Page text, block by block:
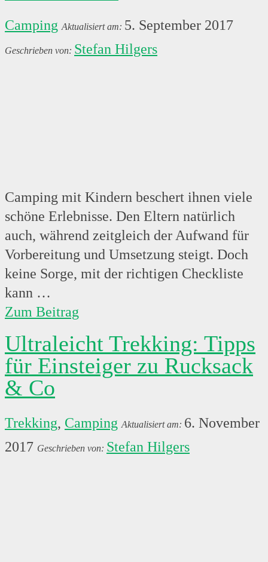
Camping
5. September 2017
Stefan Hilgers
Camping mit Kindern beschert ihnen viele
schöne Erlebnisse. Den Eltern natürlich
auch, während zeitgleich der Aufwand für
Vorbereitung und Umsetzung steigt. Doch
keine Sorge, mit der richtigen Checkliste
kann …
Zum Beitrag
Ultraleicht Trekking: Tipps
für Einsteiger zu Rucksack
& Co
Trekking, Camping
6. November
2017
Stefan Hilgers